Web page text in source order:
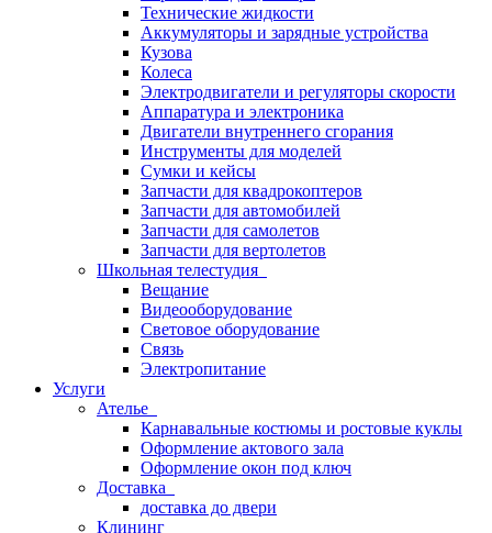
Технические жидкости
Аккумуляторы и зарядные устройства
Кузова
Колеса
Электродвигатели и регуляторы скорости
Аппаратура и электроника
Двигатели внутреннего сгорания
Инструменты для моделей
Сумки и кейсы
Запчасти для квадрокоптеров
Запчасти для автомобилей
Запчасти для самолетов
Запчасти для вертолетов
Школьная телестудия
Вещание
Видеооборудование
Световое оборудование
Связь
Электропитание
Услуги
Ателье
Карнавальные костюмы и ростовые куклы
Оформление актового зала
Оформление окон под ключ
Доставка
доставка до двери
Клининг